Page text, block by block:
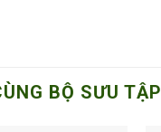
BỘ SƯU TẬP